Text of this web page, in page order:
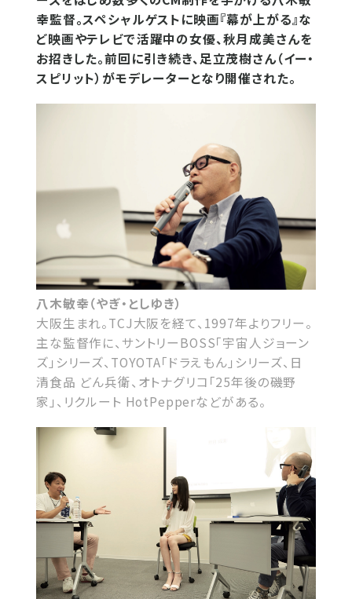
幸監督。スペシャルゲストに映画『幕が上がる』な
ど映画やテレビで活躍中の女優、秋月成美さんを
お招きした。前回に引き続き、足立茂樹さん（イー・
スピリット）がモデレーターとなり開催された。
八木敏幸（やぎ・としゆき）
大阪生まれ。TCJ大阪を経て、1997年よりフリー。
主な監督作に、サントリーBOSS「宇宙人ジョーン
ズ」シリーズ、TOYOTA「ドラえもん」シリーズ、日
清食品 どん兵衛、オトナグリコ「25年後の磯野
家」、リクルート HotPepperなどがある。